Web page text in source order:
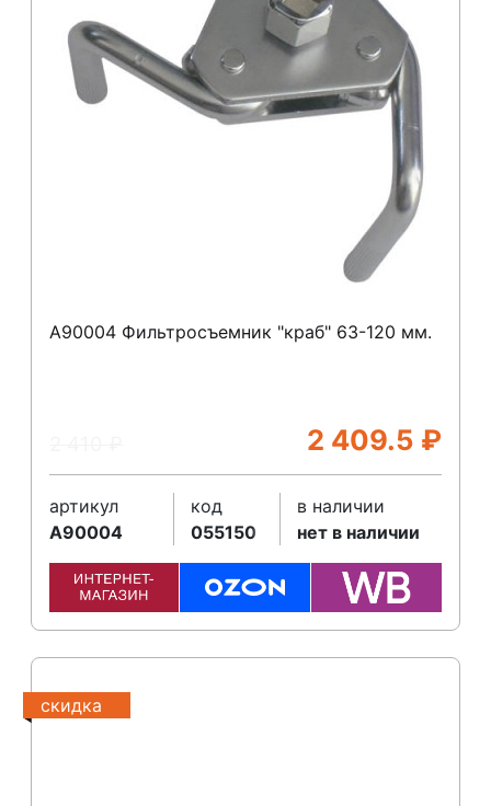
A90004 Фильтросъемник "краб" 63-120 мм.
2 409.5 ₽
артикул
A90004
код
055150
в наличии
нет в наличии
скидка